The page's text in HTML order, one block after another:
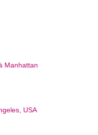
Manhattan
USA